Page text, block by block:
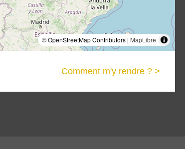
© OpenStreetMap Contributors | MapLibre
Comment m'y rendre ? >